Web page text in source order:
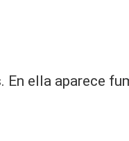
ella aparece